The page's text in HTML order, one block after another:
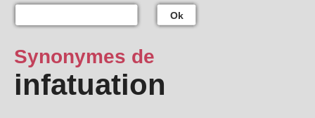
Ok
Synonymes de
infatuation